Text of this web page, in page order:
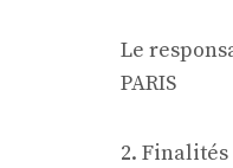
Le
PARIS
2.